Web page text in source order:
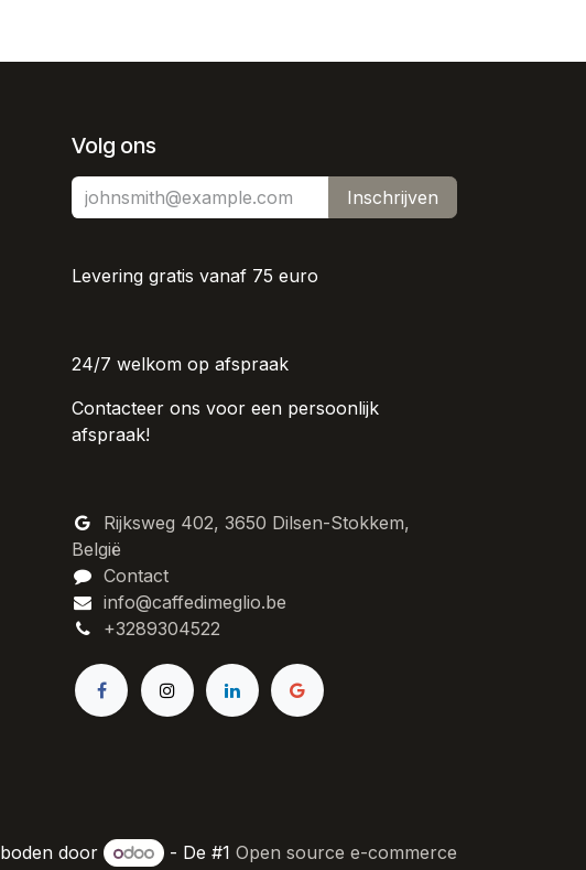
Volg ons
Inschrijven
Levering gratis vanaf 75 euro
24/7 welkom op afspraak
Contacteer ons voor een persoonlijk
afspraak!
Rijksweg 402, 3650 Dilsen-Stokkem,
België
Contact
info@caffedimeglio.be
+3289304522
door - De #1 Open source e-commerce